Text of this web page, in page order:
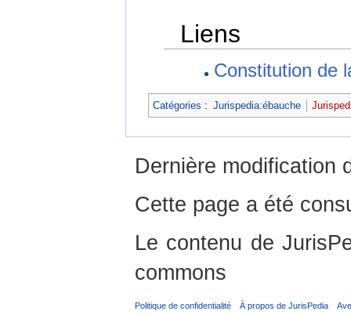
Liens
Constitution de
Catégories : Jurispedia:ébauche
Dernière modification
Cette page a été
Le contenu de
commons
Politique de confidentialité À propos de JurisPedia